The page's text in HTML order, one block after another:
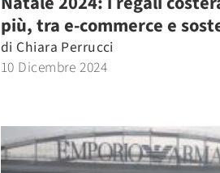
più, tra e-commerce e
di Chiara Perrucci
10 Dicembre 2024